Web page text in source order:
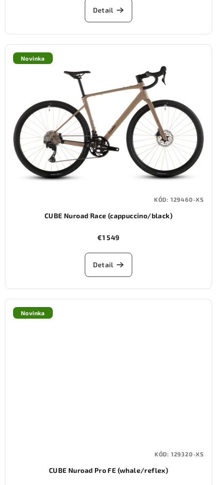
Detail
Novinka
CUBE Nuroad Race (cappuccino/black)
€1 549
Detail
KÓD: 129460-XS
Novinka
CUBE Nuroad Pro FE (whale/reflex)
KÓD: 129320-XS